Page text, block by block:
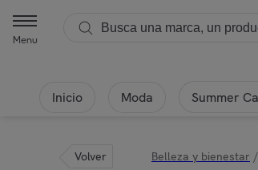
Menu
Inicio Moda Summer
Volver Belleza y bienestar /